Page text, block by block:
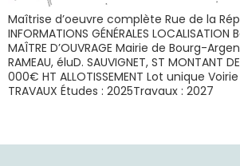
Maîtrise d’oeuvre complète Rue de la
INFORMATIONS GÉNÉRALES
MAÎTRE D’OUVRAGE Mairie de Bourg-
RAMEAU, éluD. SAUVIGNET, ST MONTANT
000€ HT ALLOTISSEMENT Lot unique Voirie
TRAVAUX Études : 2025Travaux : 2027